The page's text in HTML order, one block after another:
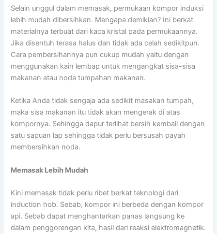
Selain unggul dalam memasak, permukaan kompor induksi
lebih mudah dibersihkan. Mengapa demikian? Ini berkat
materialnya terbuat dari kaca kristal pada permukaannya.
Jika disentuh terasa halus dan tidak ada celah sedikitpun.
Cara pembersihannya pun cukup mudah yaitu dengan
menggunakan kain lembap untuk mengangkat sisa-sisa
makanan atau noda tumpahan makanan.
Ketika Anda tidak sengaja ada sedikit masakan tumpah,
maka sisa makanan itu tidak akan mengerak di atas
kompornya. Sehingga dapur terlihat bersih kembali dengan
satu sapuan lap sehingga tidak perlu bersusah payah
membersihkan noda.
Memasak Lebih Mudah
Kini memasak tidak perlu ribet berkat teknologi dari
induction hob. Sebab, kompor ini berbeda dengan kompor
api. Sebab dapat menghantarkan panas langsung ke
dalam penggorengan kita, hasil dari reaksi elektromagnetik.